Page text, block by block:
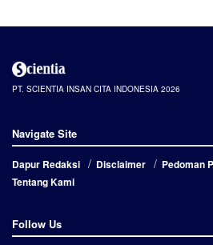
PT. SCIENTIA INSAN CITA INDONESIA 2026
Navigate Site
Dapur Redaksi Disclaimer
Pedoman
Tentang Kami
Follow Us